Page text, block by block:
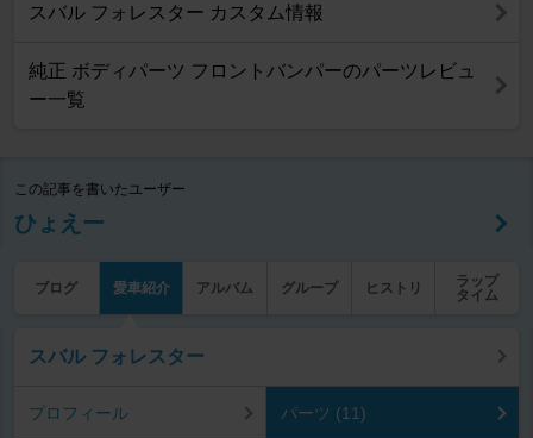
スバル フォレスター カスタム情報
純正 ボディパーツ フロントバンパーのパーツレビュ
ー一覧
この記事を書いたユーザー
ひょえー
ブログ 愛車紹介 アルバム グループ ヒストリ
ラップ
タイム
スバル フォレスター
プロフィール パーツ (11)